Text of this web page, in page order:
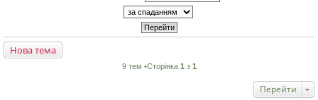
Нова тема
9 тем •Сторінка 1 з 1
Перейти